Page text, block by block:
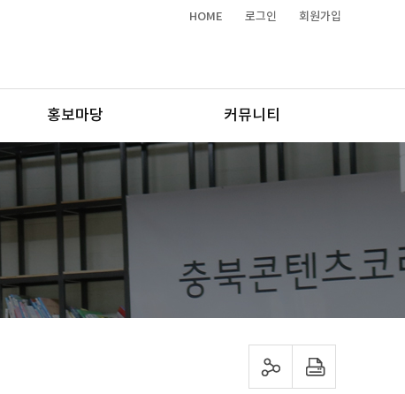
HOME 로그인 회원가입
홍보마당 커뮤니티
sns 공유하기 프린트하기